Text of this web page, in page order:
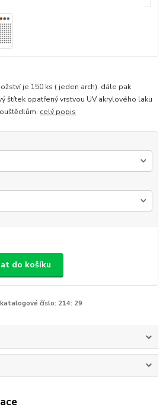
je 150 ks ( jeden arch). dále pak
štítek opatřený vrstvou UV akrylového laku
celý popis
do košíku
katalogové číslo: 214: 29